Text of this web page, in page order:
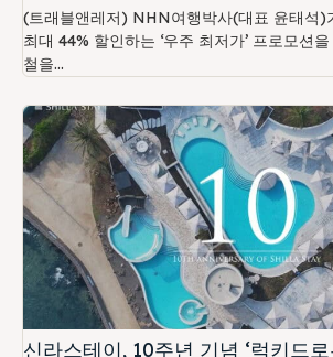
(트래블앤레저) NHN여행박사(대표 윤태석)
최대 44% 할인하는 ‘우주 최저가’ 프로모션
철을...
신라스테이, 10주년 기념 ‘럭키드